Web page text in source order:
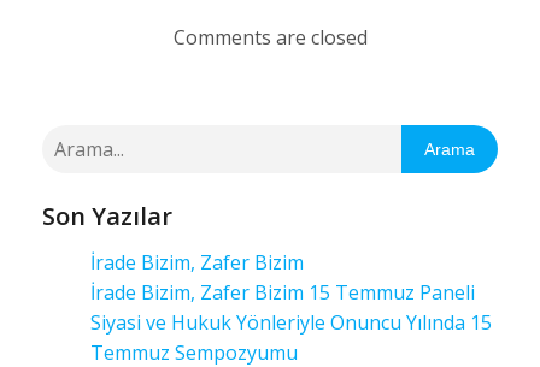
Comments are closed
Arama
Son Yazılar
İrade Bizim, Zafer Bizim
İrade Bizim, Zafer Bizim 15 Temmuz Paneli
Siyasi ve Hukuk Yönleriyle Onuncu Yılında 15
Temmuz Sempozyumu